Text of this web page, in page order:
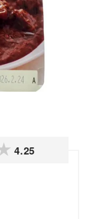
4.25